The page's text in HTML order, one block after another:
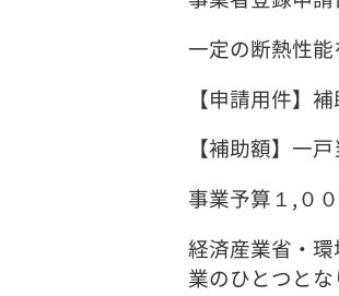
一定の断熱性
【申請用件】
【補助額】一
事業予算１,０
経済産業省・
業のひとつと